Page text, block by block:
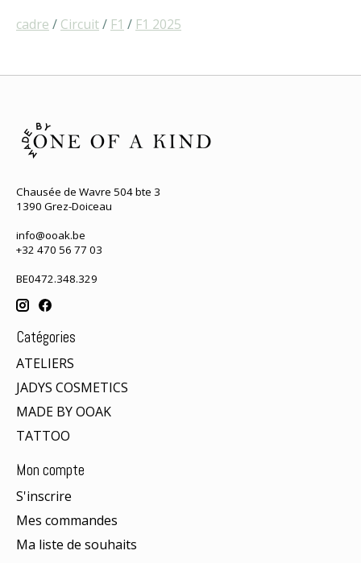
cadre / Circuit/ F1 / F1 2025
Chausée de Wavre 504 bte 3
1390 Grez-Doiceau
info@ooak.be
+32 470 56 77 03
BE0472.348.329
Catégories
ATELIERS
JADYS COSMETICS
MADE BY OOAK
TATTOO
Mon compte
S'inscrire
Mes commandes
Ma liste de souhaits